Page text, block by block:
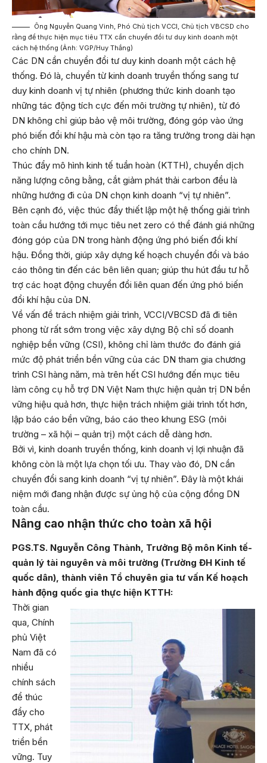
Ông Nguyễn Quang Vinh, Phó Chủ tịch VCCI, Chủ tịch VBCSD cho
rằng để thực hiện mục tiêu TTX cần chuyển đổi tư duy kinh doanh một
cách hệ thống (Ảnh: VGP/Huy Thắng)
Các DN cần chuyển đổi tư duy kinh doanh một cách hệ
thống. Đó là, chuyển từ kinh doanh truyền thống sang tư
duy kinh doanh vị tự nhiên (phương thức kinh doanh tạo
những tác động tích cực đến môi trường tự nhiên), từ đó
DN không chỉ giúp bảo vệ môi trường, đóng góp vào ứng
phó biến đổi khí hậu mà còn tạo ra tăng trưởng trong dài hạn
cho chính DN.
Thúc đẩy mô hình kinh tế tuần hoàn (KTTH), chuyển dịch
năng lượng công bằng, cắt giảm phát thải carbon đều là
những hướng đi của DN chọn kinh doanh “vị tự nhiên”.
Bên cạnh đó, việc thúc đẩy thiết lập một hệ thống giải trình
toàn cầu hướng tới mục tiêu net zero có thể đánh giá những
đóng góp của DN trong hành động ứng phó biến đổi khí
hậu. Đồng thời, giúp xây dựng kế hoạch chuyển đổi và báo
cáo thông tin đến các bên liên quan; giúp thu hút đầu tư hỗ
trợ các hoạt động chuyển đổi liên quan đến ứng phó biến
đổi khí hậu của DN.
Về vấn đề trách nhiệm giải trình, VCCI/VBCSD đã đi tiên
phong từ rất sớm trong việc xây dựng Bộ chỉ số doanh
nghiệp bền vững (CSI), không chỉ làm thước đo đánh giá
mức độ phát triển bền vững của các DN tham gia chương
trình CSI hàng năm, mà trên hết CSI hướng đến mục tiêu
làm công cụ hỗ trợ DN Việt Nam thực hiện quản trị DN bền
vững hiệu quả hơn, thực hiện trách nhiệm giải trình tốt hơn,
lập báo cáo bền vững, báo cáo theo khung ESG (môi
trường – xã hội – quản trị) một cách dễ dàng hơn.
Bởi vì, kinh doanh truyền thống, kinh doanh vị lợi nhuận đã
không còn là một lựa chọn tối ưu. Thay vào đó, DN cần
chuyển đổi sang kinh doanh “vị tự nhiên”. Đây là một khái
niệm mới đang nhận được sự ủng hộ của cộng đồng DN
toàn cầu.
Nâng cao nhận thức cho toàn xã hội
PGS.TS. Nguyễn Công Thành, Trưởng Bộ môn Kinh tế-
quản lý tài nguyên và môi trường (Trường ĐH Kinh tế
quốc dân), thành viên Tổ chuyên gia tư vấn Kế hoạch
hành động quốc gia thực hiện KTTH:
Thời gian
qua, Chính
phủ Việt
Nam đã có
nhiều
chính sách
để thúc
đẩy cho
TTX, phát
triển bền
vững. Tuy